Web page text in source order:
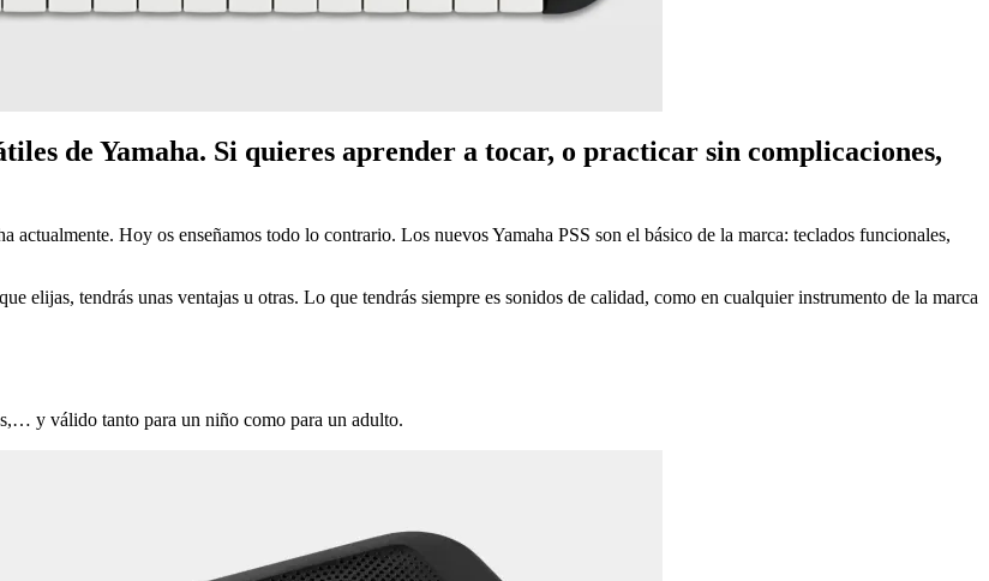
de Yamaha. Si quieres aprender a tocar, o practicar sin complicaciones,
actualmente. Hoy os enseñamos todo lo contrario. Los nuevos Yamaha PSS son el básico de la marca: teclados funcionales,
elijas, tendrás unas ventajas u otras. Lo que tendrás siempre es sonidos de calidad, como en cualquier instrumento de la marca
y válido tanto para un niño como para un adulto.